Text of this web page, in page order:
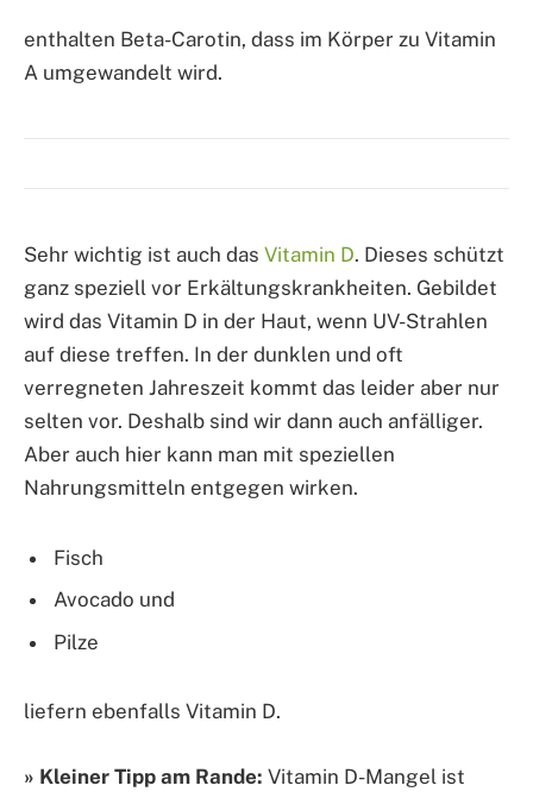
enthalten Beta-Carotin, dass im Körper zu Vitamin
A umgewandelt wird.
Sehr wichtig ist auch das Vitamin D. Dieses schützt
ganz speziell vor Erkältungskrankheiten. Gebildet
wird das Vitamin D in der Haut, wenn UV-Strahlen
auf diese treffen. In der dunklen und oft
verregneten Jahreszeit kommt das leider aber nur
selten vor. Deshalb sind wir dann auch anfälliger.
Aber auch hier kann man mit speziellen
Nahrungsmitteln entgegen wirken.
Fisch
Avocado und
Pilze
liefern ebenfalls Vitamin D.
» Kleiner Tipp am Rande: Vitamin D-Mangel ist